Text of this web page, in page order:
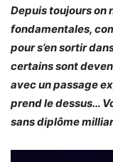
Depuis toujours on
fondamentales,
pour s’en sortir
certains sont
avec un passage
prend le dessus…
sans diplôme